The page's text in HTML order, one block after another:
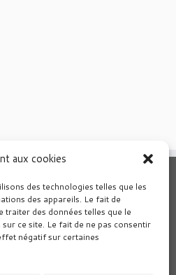
aux cookies
des technologies telles que les
des appareils. Le fait de
traiter des données telles que le
ce site. Le fait de ne pas consentir
négatif sur certaines